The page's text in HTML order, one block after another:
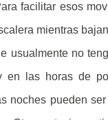
facilitar esos
mientras
usualmente no
en las horas de
noches pueden